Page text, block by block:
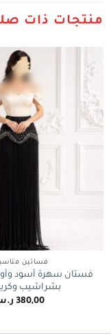
منتجات ذات
فساتين
فستان سهرة أسود
بشراشيب
380,00